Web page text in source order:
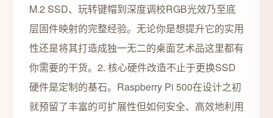
M.2 SSD、玩转键帽到深度调校RGB光效乃至底
层固件映射的完整经验。无论你是想提升它的实用
性还是将其打造成独一无二的桌面艺术品这里都有
你需要的干货。2. 核心硬件改造不止于更换SSD
硬件是定制的基石。Raspberry Pi 500在设计之初
就预留了丰富的可扩展性但如何安全、高效地利用